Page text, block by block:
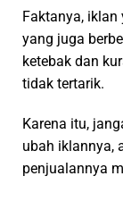
Faktanya, iklan
yang juga
ketebak dan
tidak tertarik.
Karena itu,
ubah iklannya,
penjualannya